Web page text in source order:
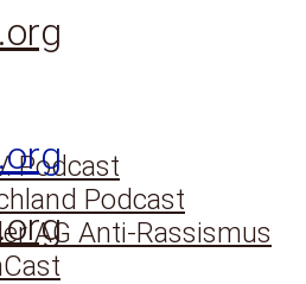
Podcast
Podcast
AG Anti-Rassismus